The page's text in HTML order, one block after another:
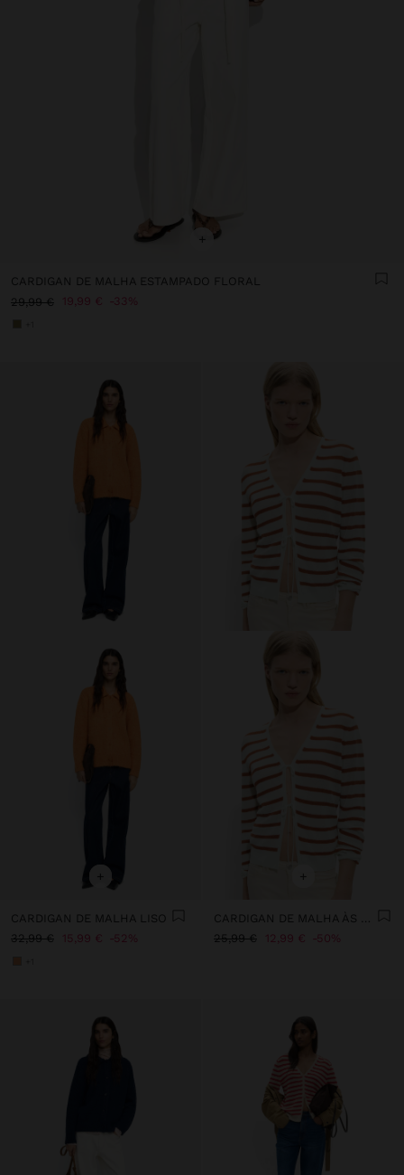
+
CARDIGAN DE MALHA ESTAMPADO FLORAL
29,99 €
19,99 € 33%
+
CARDIGAN DE MALHA LISO
32,99 €
15,99 € 52%
+
25,99 €
12,99 € 50%